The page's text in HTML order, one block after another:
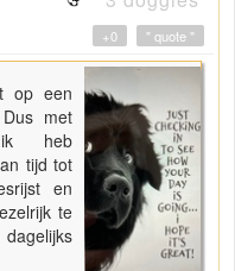
" quote "
+0
op een
met
heb
tijd tot
en
te